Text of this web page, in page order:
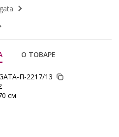
О ТОВАРЕ
П-2217/13
см